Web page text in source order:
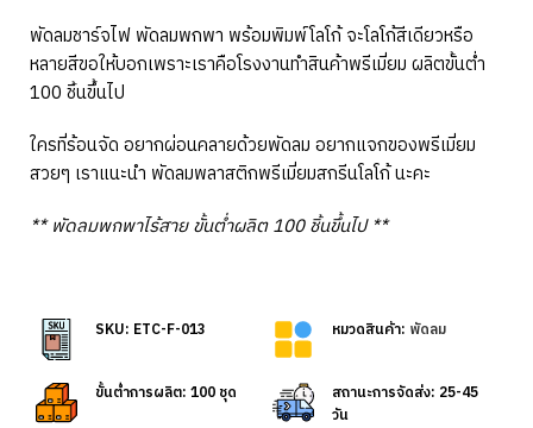
พัดลมชาร์จไฟ พัดลมพกพา พร้อมพิมพ์โลโก้ จะโลโก้สีเดียวหรือ
หลายสีขอให้บอกเพราะเราคือโรงงานทำสินค้าพรีเมี่ยม ผลิตขั้นต่ำ
100 ชิ้นขึ้นไป
ใครที่ร้อนจัด อยากผ่อนคลายด้วยพัดลม อยากแจกของพรีเมี่ยม
สวยๆ เราแนะนำ พัดลมพลาสติกพรีเมี่ยมสกรีนโลโก้ นะคะ
** พัดลมพกพาไร้สาย ขั้นต่ำผลิต 100 ชิ้นขึ้นไป **
SKU: ETC-F-013 หมวดสินค้า: พัดลม
ขั้นต่ำการผลิต: 100 ชุด
สถานะการจัดส่ง: 25-45
วัน